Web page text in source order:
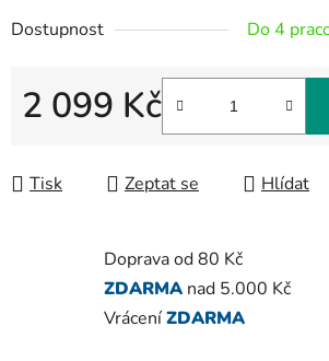
Dostupnost Do 4
2 099 Kč
Tisk Zeptat se Hlídat
Doprava od 80 Kč
ZDARMA nad 5.000 Kč
VráceníZDARMA